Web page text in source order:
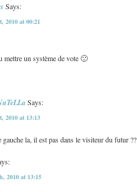
Says:
2010 at 00:21
mettre un système de vote 🙂
Says:
2010 at 13:13
gauche la, il est pas dans le visiteur du futur ??
2010 at 13:15